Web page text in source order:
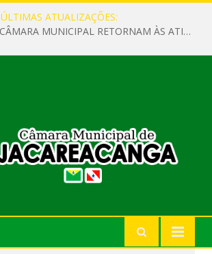
ÚLTIMAS ATUALIZAÇÕES:
SERVIDORES DA CÂMARA MUNICIPAL RETORNAM ÀS ATIVIDADES APÓS O RECESSO PARLAMENTAR